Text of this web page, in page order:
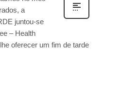
a
juntou-se
– Health
oferecer um fim de tarde